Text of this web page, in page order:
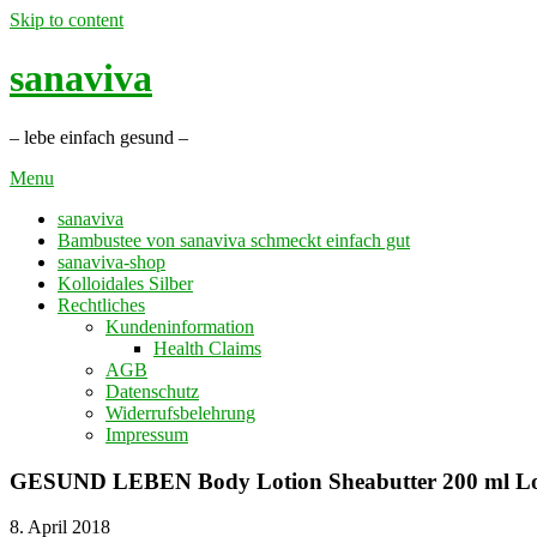
Skip to content
sanaviva
– lebe einfach gesund –
Menu
sanaviva
Bambustee von sanaviva schmeckt einfach gut
sanaviva-shop
Kolloidales Silber
Rechtliches
Kundeninformation
Health Claims
AGB
Datenschutz
Widerrufsbelehrung
Impressum
GESUND LEBEN Body Lotion Sheabutter 200 ml
8. April 2018